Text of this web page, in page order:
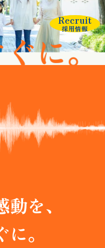
Recruit
採用情報
を、
。